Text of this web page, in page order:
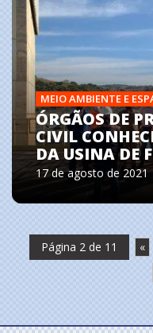
MEIO AMBIENTE E
ÓRGÃOS DE
CIVIL
DA USINA DE
17 de agosto de 2021
Página 2 de 11 «